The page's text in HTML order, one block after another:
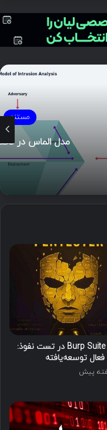
کاربرد Burp Suite در تست نفوذ:
توسعه‌یافته